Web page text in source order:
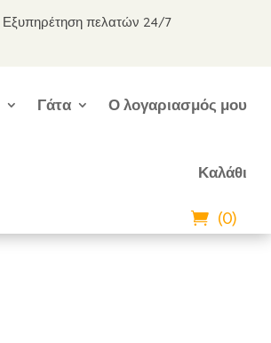
Εξυπηρέτηση πελατών 24/7
Γάτα Ο λογαριασμός μου
Καλάθι
(0)